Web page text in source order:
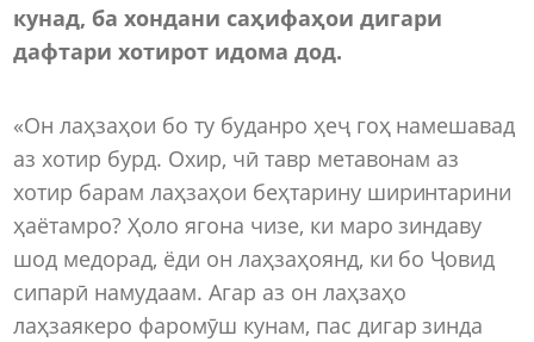
кунад, ба хондани саҳифаҳои дигари
дафтари хотирот идома дод.
«Он лаҳзаҳои бо ту буданро ҳеҷ гоҳ намешавад
аз хотир бурд. Охир, чӣ тавр метавонам аз
хотир барам лаҳзаҳои беҳтарину ширинтарини
ҳаётамро? Ҳоло ягона чизе, ки маро зиндаву
шод медорад, ёди он лаҳзаҳоянд, ки бо Ҷовид
сипарӣ намудаам. Агар аз он лаҳзаҳо
лаҳзаякеро фаромӯш кунам, пас дигар зинда